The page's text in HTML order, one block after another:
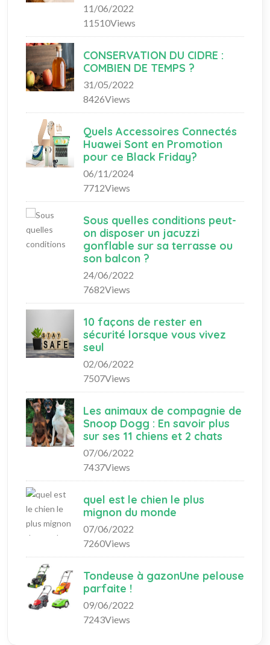
11/06/2022
11510Views
CONSERVATION DU CIDRE :
COMBIEN DE TEMPS ?
31/05/2022
8426Views
Quels Accessoires Connectés
Huawei Sont en Promotion
pour ce Black Friday?
06/11/2024
7712Views
Sous quelles conditions peut-
on disposer un jacuzzi
gonflable sur sa terrasse ou
son balcon ?
24/06/2022
7682Views
10 façons de rester en
sécurité lorsque vous vivez
seul
02/06/2022
7507Views
Les animaux de compagnie de
Snoop Dogg : En savoir plus
sur ses 11 chiens et 2 chats
07/06/2022
7437Views
quel est le chien le plus
mignon du monde
07/06/2022
7260Views
Tondeuse à gazonUne pelouse
parfaite !
09/06/2022
7243Views